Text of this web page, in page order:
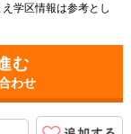
学区情報は参考とし
わせ